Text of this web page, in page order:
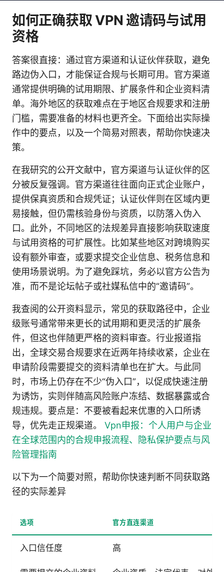
如何正确获取 VPN 邀请码与试用
资格
答案很直接：通过官方渠道和认证伙伴获取，避免
路边伪入口，才能保证合规与长期可用。官方渠道
通常提供明确的试用期限、扩展条件和企业资料清
单。海外地区的获取难点在于地区合规要求和注册
门槛，需要准备的材料也更齐全。下面给出实际操
作中的要点，以及一个简易对照表，帮助你快速决
策。
在我研究的公开文献中，官方渠道与认证伙伴的区
分被反复强调。官方渠道往往面向正式企业账户，
提供保真资质和合规凭证；认证伙伴则在区域内更
易接触，但仍需核验身份与资质，以防落入伪入
口。此外，不同地区的法规差异直接影响获取速度
与试用资格的可扩展性。比如某些地区对跨境购买
设有额外审查，或要求提交企业信息、税务信息和
使用场景说明。为了避免踩坑，务必以官方公告为
准，而不是论坛帖子或社媒私信中的“邀请码”。
我查阅的公开资料显示，常见的获取路径中，企业
级账号通常带来更长的试用期和更灵活的扩展条
件，但这也伴随更严格的资料审查。行业报道指
出，全球交易合规要求在近两年持续收紧，企业在
申请阶段需要提交的资料清单也在扩大。与此同
时，市场上仍存在不少“伪入口”，以促成快速注册
为诱饬，实则伴随高风险账户冻结、数据暴露或合
规违规。要点是：不要被看起来优惠的入口所诱
导，优先走正规渠道。 Vpn申报：个人用户与企业
在全球范围内的合规申报流程、隐私保护要点与风
险管理指南
以下为一个简要对照，帮助你快速判断不同获取路
径的实际差异
选项 官方直连渠道
入口信任度 高